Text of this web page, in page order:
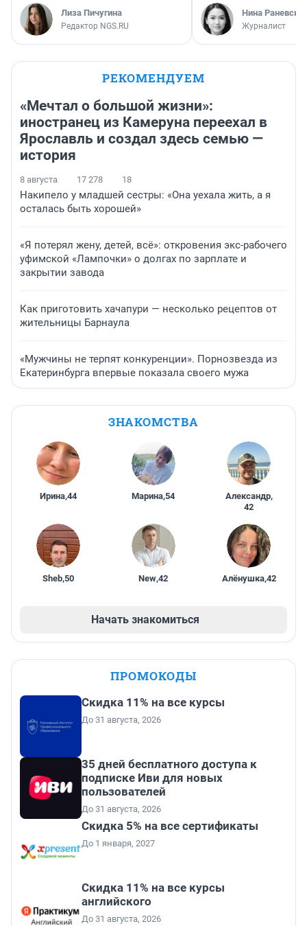
Лиза Пичугина
Редактор NGS.RU
Нина
Журналист
РЕКОМЕНДУЕМ
«Мечтал о большой жизни»:
иностранец из Камеруна переехал в
Ярославль и создал здесь семью —
история
8 августа 17 278 18
Накипело у младшей сестры: «Она уехала жить, а я
осталась быть хорошей»
«Я потерял жену, детей, всё»: откровения экс-рабочего
уфимской «Лампочки» о долгах по зарплате и
закрытии завода
Как приготовить хачапури — несколько рецептов от
жительницы Барнаула
«Мужчины не терпят конкуренции». Порнозвезда из
Екатеринбурга впервые показала своего мужа
ЗНАКОМСТВА
Ирина,44 Марина,54 Александр,
42
Sheb,50 New,42 Алёнушка,42
Начать знакомиться
ПРОМОКОДЫ
Скидка 11% на все курсы
До 31 августа, 2026
35 дней бесплатного доступа к
подписке Иви для новых
пользователей
До 31 августа, 2026
Скидка 5% на все сертификаты
До 1 января, 2027
Скидка 11% на все курсы
английского
До 31 августа, 2026